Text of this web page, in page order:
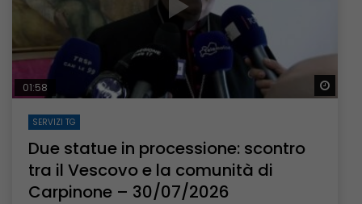
01:58
SERVIZI TG
Due statue in processione: scontro
tra il Vescovo e la comunità di
Carpinone – 30/07/2026